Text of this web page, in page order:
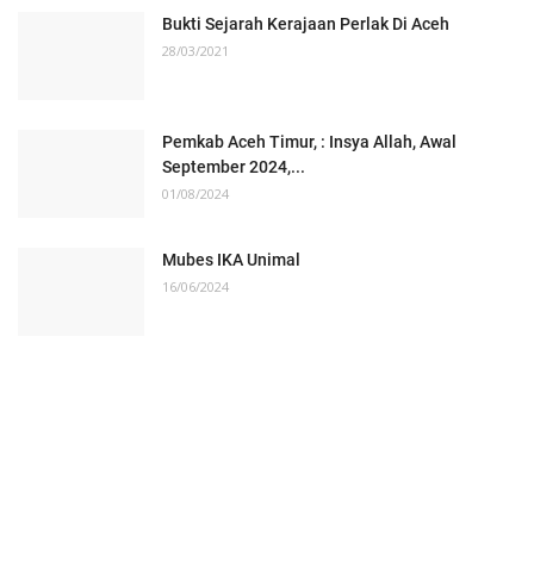
Bukti Sejarah Kerajaan Perlak Di Aceh
28/03/2021
Pemkab Aceh Timur, : Insya Allah, Awal
September 2024,...
01/08/2024
Mubes IKA Unimal
16/06/2024